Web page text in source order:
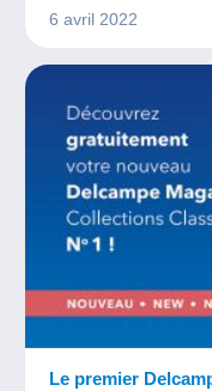
6 avril 2022
Le premier